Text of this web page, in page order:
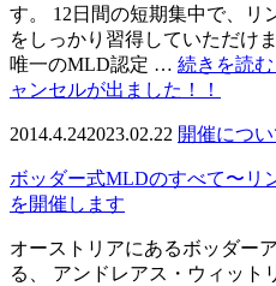
す。 12日間の短期集中で、リ
をしっかり習得していただけ
唯一のMLD認定 … 続きを読む
ャンセルが出ました！！
2014.4.242023.02.22 開催につい
ボッダー式MLDのすべて〜リ
を開催します
オーストリアにあるボッダー
る、 アンドレアス・ウィット